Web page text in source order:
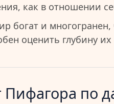
как в отношении
богат и
оценить глубину
Пифагора по